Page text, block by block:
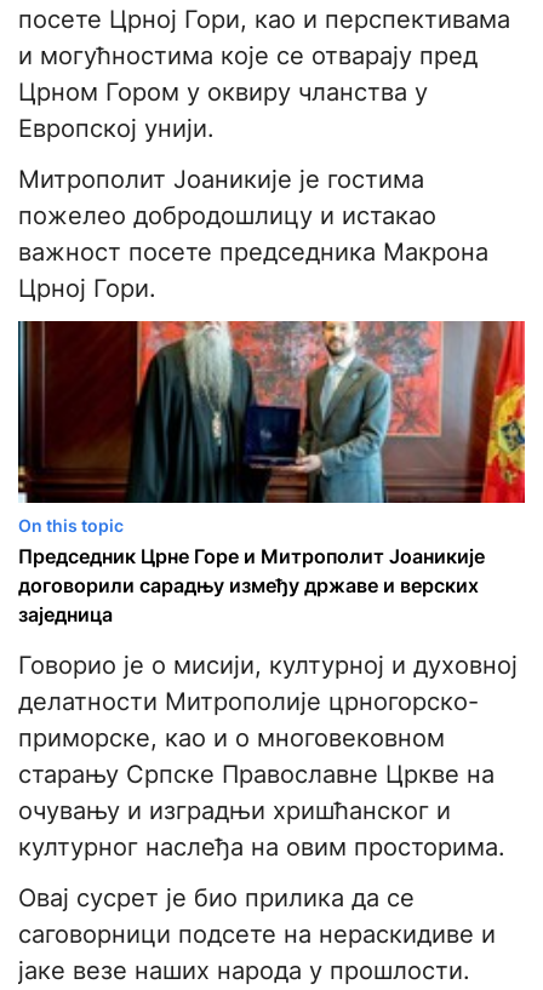
посете Црној Гори, као и перспективама
и могућностима које се отварају пред
Црном Гором у оквиру чланства у
Европској унији.
Митрополит Јоаникије је гостима
пожелео добродошлицу и истакао
важност посете председника Макрона
Црној Гори.
On this topic
Председник Црне Горе и Митрополит Јоаникије
договорили сарадњу између државе и верских
заједница
Говорио је о мисији, културној и духовној
делатности Митрополије црногорско-
приморске, као и о многовековном
старању Српске Православне Цркве на
очувању и изградњи хришћанског и
културног наслеђа на овим просторима.
Овај сусрет је био прилика да се
саговорници подсете на нераскидиве и
јаке везе наших народа у прошлости.